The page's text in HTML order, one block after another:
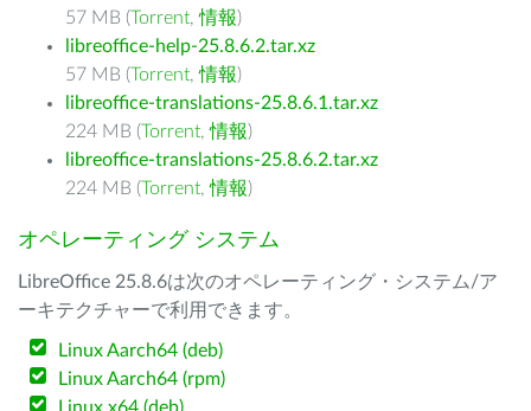
57 MB (Torrent,情報)
libreoffice-help-25.8.6.2.tar.xz
57 MB (Torrent,情報)
libreoffice-translations-25.8.6.1.tar.xz
224 MB (Torrent,情報)
libreoffice-translations-25.8.6.2.tar.xz
224 MB (Torrent,情報)
オペレーティング システム
LibreOffice 25.8.6は次のオペレーティング・システム/ア
ーキテクチャーで利用できます。
Linux Aarch64 (deb)
Linux Aarch64 (rpm)